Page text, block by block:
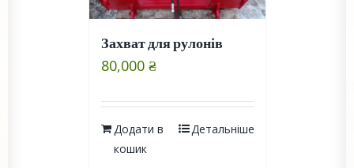
Захват для рулонів
80,000 ₴
Додати в
кошик
Детальніше